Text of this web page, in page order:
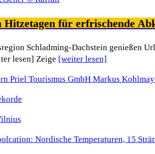
Hitzetagen für erfrischende
Schladming-Dachstein genießen
lesen] Zeige [weiter lesen]
Nordische Temperaturen, 15